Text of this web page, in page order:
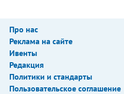
Про нас
Реклама на сайте
Ивенты
Редакция
Политики и стандарты
Пользовательское соглашение